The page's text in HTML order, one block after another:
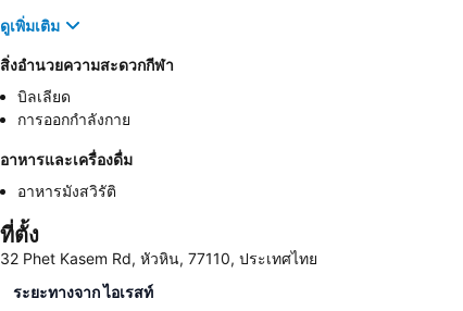
ดูเพิ่มเติม
สิ่งอำนวยความสะดวกกีฬา
บิลเลียด
การออกกำลังกาย
อาหารและเครื่องดื่ม
อาหารมังสวิรัติ
ที่ตั้ง
32 Phet Kasem Rd, หัวหิน, 77110, ประเทศไทย
ระยะทางจาก ไอเรสท์